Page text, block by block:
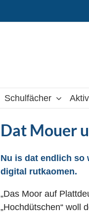
Schulfächer
Dat Mouer
Nu is dat endlich so
digital rutkaomen.
„Das Moor auf
„Hochdütschen“ woll